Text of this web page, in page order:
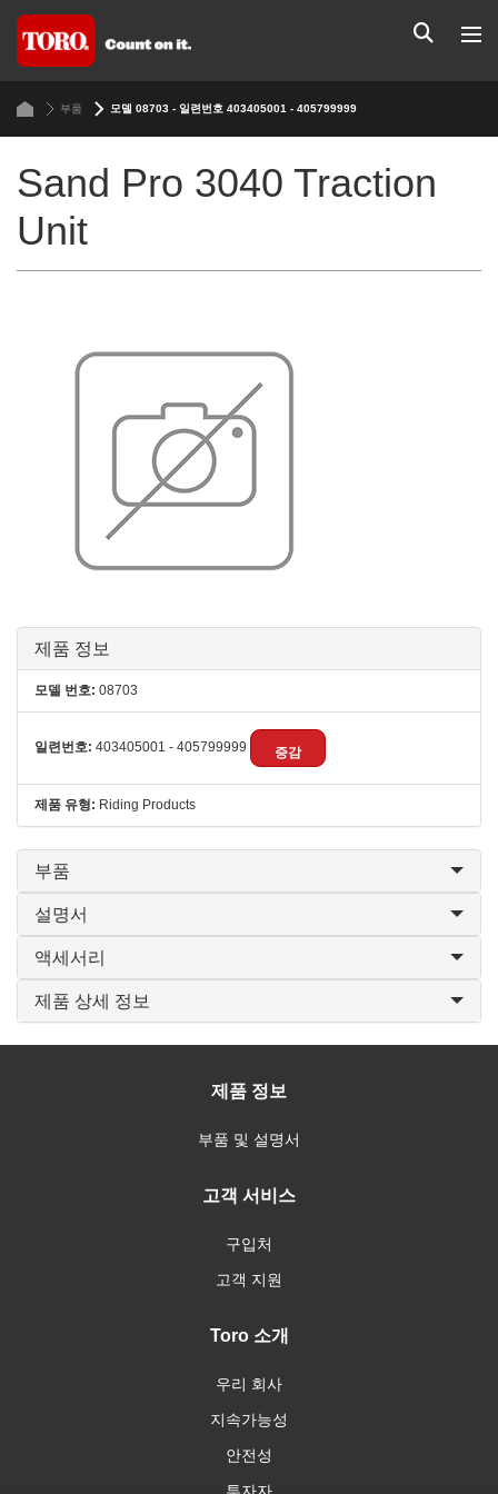
부품 모델 08703 - 일련번호 403405001 - 405799999
Sand Pro 3040 Traction
Unit
제품 정보
모델 번호: 08703
일련번호: 403405001 - 405799999 증감
제품 유형: Riding Products
부품
설명서
액세서리
제품 상세 정보
제품 정보
부품 및 설명서
고객 서비스
구입처
고객 지원
Toro 소개
우리 회사
지속가능성
안전성